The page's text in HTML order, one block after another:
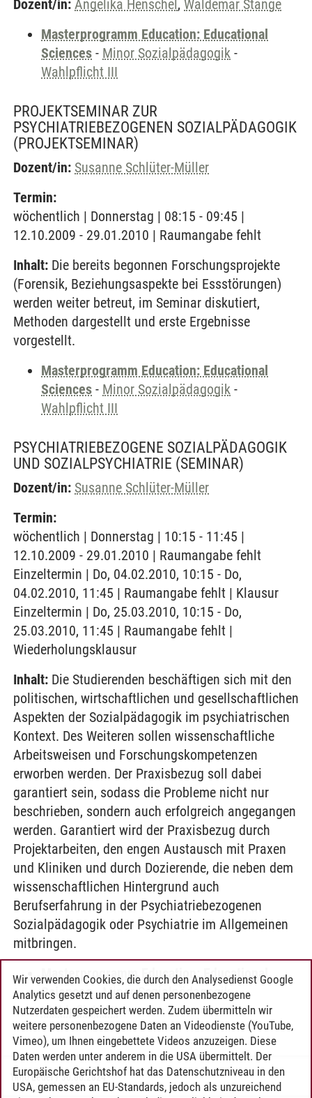
Dozent/in: Angelika Henschel, Waldemar Stange
Masterprogramm Education: Educational
Sciences - Minor Sozialpädagogik -
Wahlpflicht III
PROJEKTSEMINAR ZUR
PSYCHIATRIEBEZOGENEN SOZIALPÄDAGOGIK
(PROJEKTSEMINAR)
Dozent/in: Susanne Schlüter-Müller
Termin:
wöchentlich | Donnerstag | 08:15 - 09:45 |
12.10.2009 - 29.01.2010 | Raumangabe fehlt
Inhalt: Die bereits begonnen Forschungsprojekte
(Forensik, Beziehungsaspekte bei Essstörungen)
werden weiter betreut, im Seminar diskutiert,
Methoden dargestellt und erste Ergebnisse
vorgestellt.
Masterprogramm Education: Educational
Sciences - Minor Sozialpädagogik -
Wahlpflicht III
PSYCHIATRIEBEZOGENE SOZIALPÄDAGOGIK
UND SOZIALPSYCHIATRIE (SEMINAR)
Dozent/in: Susanne Schlüter-Müller
Termin:
wöchentlich | Donnerstag | 10:15 - 11:45 |
12.10.2009 - 29.01.2010 | Raumangabe fehlt
Einzeltermin | Do, 04.02.2010, 10:15 - Do,
04.02.2010, 11:45 | Raumangabe fehlt | Klausur
Einzeltermin | Do, 25.03.2010, 10:15 - Do,
25.03.2010, 11:45 | Raumangabe fehlt |
Wiederholungsklausur
Inhalt: Die Studierenden beschäftigen sich mit den
politischen, wirtschaftlichen und gesellschaftlichen
Aspekten der Sozialpädagogik im psychiatrischen
Kontext. Des Weiteren sollen wissenschaftliche
Arbeitsweisen und Forschungskompetenzen
erworben werden. Der Praxisbezug soll dabei
garantiert sein, sodass die Probleme nicht nur
beschrieben, sondern auch erfolgreich angegangen
werden. Garantiert wird der Praxisbezug durch
Projektarbeiten, den engen Austausch mit Praxen
und Kliniken und durch Dozierende, die neben dem
wissenschaftlichen Hintergrund auch
Berufserfahrung in der Psychiatriebezogenen
Sozialpädagogik oder Psychiatrie im Allgemeinen
mitbringen.
Masterprogramm Education: Educational
Sciences-Minor Sozialpädagogik-
Wahlpflicht III
Timo Leder/30.06.2024
Wir verwenden Cookies, die durch den Analysedienst Google
Analytics gesetzt und auf denen personenbezogene
Nutzerdaten gespeichert werden. Zudem übermitteln wir
weitere personenbezogene Daten an Videodienste (YouTube,
Vimeo), um Ihnen eingebettete Videos anzuzeigen. Diese
Daten werden unter anderem in die USA übermittelt. Der
Europäische Gerichtshof hat das Datenschutzniveau in den
USA, gemessen an EU-Standards, jedoch als unzureichend